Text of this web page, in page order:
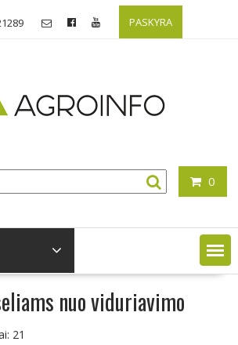
PASKYRA
0
nuo viduriavimo
21